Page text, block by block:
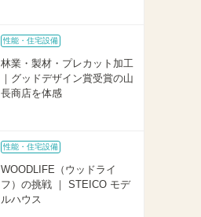
性能・住宅設備
林業・製材・プレカット加工
｜グッドデザイン賞受賞の山
長商店を体感
性能・住宅設備
WOODLIFE（ウッドライ
フ）の挑戦 ｜ STEICO モデ
ルハウス